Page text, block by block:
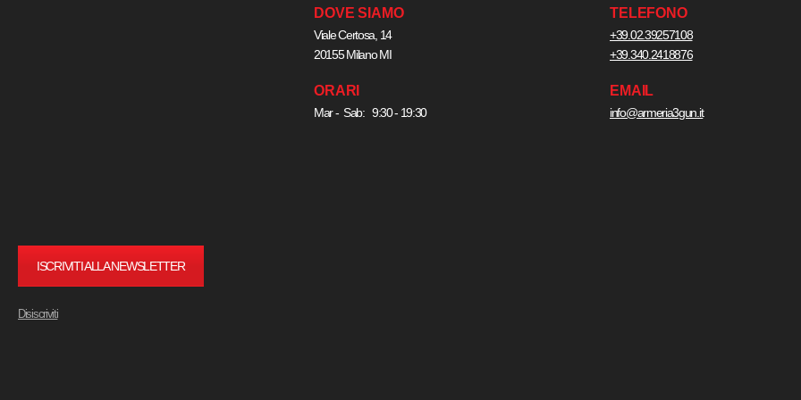
ISCRIVITI ALLA NEWSLETTER
Disiscriviti
DOVE SIAMO
Viale Certosa, 14
20155 Milano MI
ORARI
Mar - Sab: 9:30 - 19:30
TELEFONO
+39.02.39257108
+39.340.2418876
EMAIL
info@armeria3gun.it